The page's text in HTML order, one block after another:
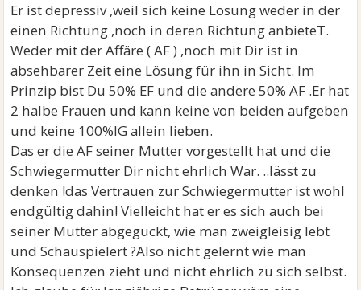
Er ist depressiv ,weil sich keine Lösung weder in der
einen Richtung ,noch in deren Richtung anbieteT.
Weder mit der Affäre ( AF ) ,noch mit Dir ist in
absehbarer Zeit eine Lösung für ihn in Sicht. Im
Prinzip bist Du 50% EF und die andere 50% AF .Er hat
2 halbe Frauen und kann keine von beiden aufgeben
und keine 100%IG allein lieben.
Das er die AF seiner Mutter vorgestellt hat und die
Schwiegermutter Dir nicht ehrlich War. ..lässt zu
denken !das Vertrauen zur Schwiegermutter ist wohl
endgültig dahin! Vielleicht hat er es sich auch bei
seiner Mutter abgeguckt, wie man zweigleisig lebt
und Schauspielert ?Also nicht gelernt wie man
Konsequenzen zieht und nicht ehrlich zu sich selbst.